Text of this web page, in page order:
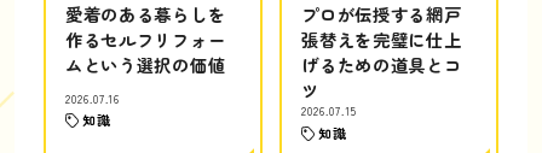
愛着のある暮らしを
作るセルフリフォー
ムという選択の価値
2026.07.16
知識
プロが伝授する網戸
張替えを完璧に仕上
げるための道具とコ
ツ
2026.07.15
知識